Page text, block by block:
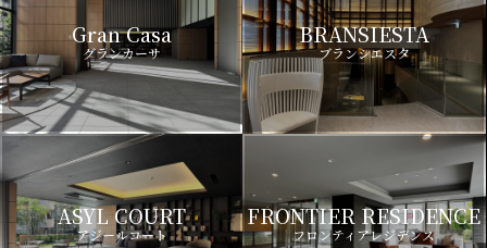
Gran Casa
グランカーサ
BRANSIESTA
ブランシエスタ
ASYL COURT
アジールコート
FRONTIER RESIDENCE
フロンティアレジデンス